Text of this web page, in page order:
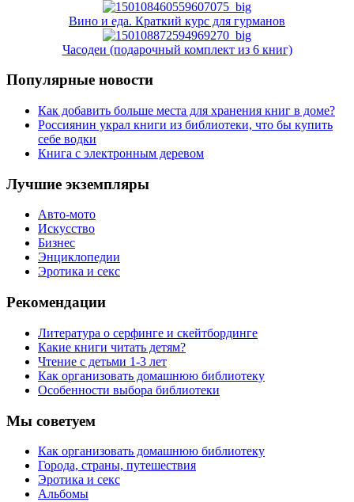
Вино и еда. Краткий курс для гурманов
Часодеи (подарочный комплект из 6 книг)
Популярные новости
Как добавить больше места для хранения книг в доме?
Россиянин украл книги из библиотеки, что бы купить
себе водки
Книга с электронным деревом
Лучшие экземпляры
Авто-мото
Искусство
Бизнес
Энциклопедии
Эротика и секс
Рекомендации
Литература о серфинге и скейтбординге
Какие книги читать детям?
Чтение с детьми 1-3 лет
Как организовать домашнюю библиотеку
Особенности выбора библиотеки
Мы советуем
Как организовать домашнюю библиотеку
Города, страны, путешествия
Эротика и секс
Альбомы